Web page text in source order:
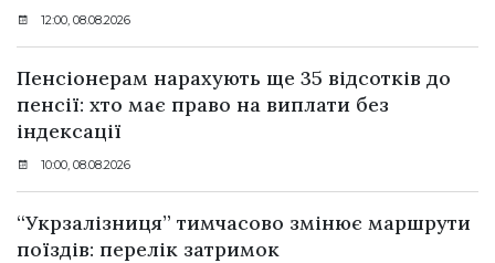
12:00, 08.08.2026
Пенсіонерам нарахують ще 35 відсотків до
пенсії: хто має право на виплати без
індексації
10:00, 08.08.2026
“Укрзалізниця” тимчасово змінює маршрути
поїздів: перелік затримок